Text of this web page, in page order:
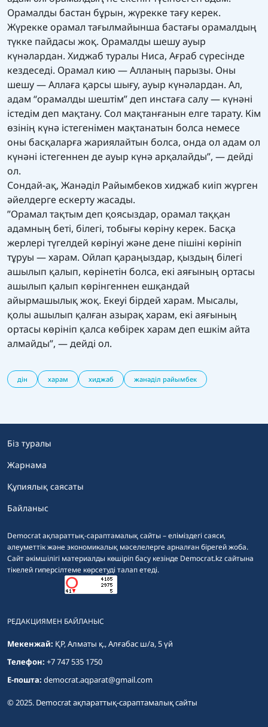
Орамалды бастан бұрын, жүрекке тағу керек.
Жүрекке орамал тағылмайынша бастағы орамалдың
түкке пайдасы жоқ. Орамалды шешу ауыр
күнәлардан. Хиджаб туралы Ниса, Ағраб сүресінде
кездеседі. Орамал кию — Алланың парызы. Оны
шешу — Аллаға қарсы шығу, ауыр күнәлардан. Ал,
адам “орамалды шештім” деп инстаға салу — күнәні
істедім деп мақтану. Сол мақтанғанын елге тарату. Кім
өзінің күнә істегенімен мақтанатын болса немесе
оны басқаларға жариялайтын болса, онда ол адам ол
күнәні істегеннен де ауыр күнә арқалайды”, — дейді
ол.
Сондай-ақ, Жанәділ Райымбеков хиджаб киіп жүрген
әйелдерге ескерту жасады.
”Орамал тақтым деп қоясыздар, орамал таққан
адамның беті, білегі, тобығы көріну керек. Басқа
жерлері түгелдей көрінуі және дене пішіні көрініп
тұруы — харам. Ойлап қараңыздар, қыздың білегі
ашылып қалып, көрінетін болса, екі аяғының ортасы
ашылып қалып көрінгеннен ешқандай
айырмашылық жоқ. Екеуі бірдей харам. Мысалы,
қолы ашылып қалған азырақ харам, екі аяғының
ортасы көрініп қалса көбірек харам деп ешкім айта
алмайды”, — дейді ол.
дін харам хиджаб жанәділ райымбек
Democrat ақпараттық-сараптамалық сайты – еліміздегі саяси,
әлеуметтік және экономикалық мәселелерге арналған бірегей жоба.
Сайт әкімшілігі материалды көшіріп басу кезінде Democrat.kz сайтына
тікелей гиперсілтеме көрсетуді талап етеді.
Біз туралы
Жарнама
Құпиялық саясаты
Байланыс
РЕДАКЦИЯМЕН БАЙЛАНЫС
Мекенжай: ҚР, Алматы қ., Алғабас ш/а, 5 үй
Телефон: +7 747 535 1750
E-пошта: democrat.aqparat@gmail.com
© 2025. Democrat ақпараттық-сараптамалық сайты